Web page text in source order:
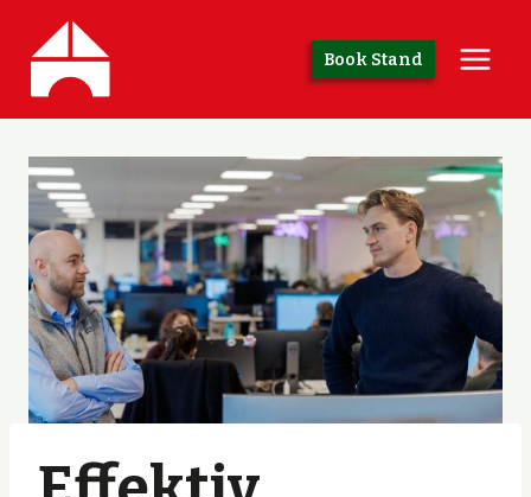
content
Book Stand